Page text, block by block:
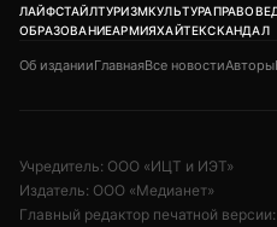
ЛАЙФСТАЙЛТУРИЗМКУЛЬТУРА
ОБРАЗОВАНИЕАРМИЯХАЙТЕКСКАНДАЛ
Об изданииГлавнаяВсе новостиАвторы
Учредитель: ООО «ИЦТ и ИЭТ»
Издатель: ООО «Медианет»
Главный редактор печатной